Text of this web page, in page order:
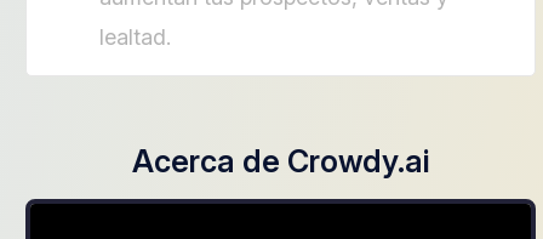
lealtad.
Acerca de Crowdy.ai